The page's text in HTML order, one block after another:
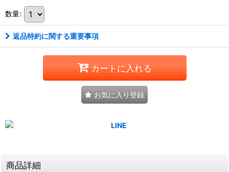
数量:
返品特約に関する重要事項
カートに入れる
お気に入り登録
商品詳細